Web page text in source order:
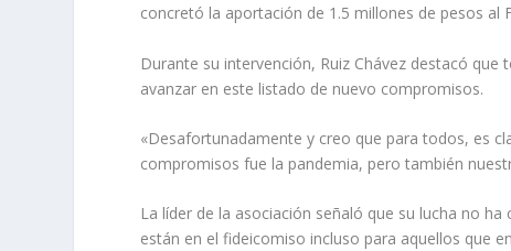
concretó la aportación de 1.5 millones de pesos al
Durante su intervención, Ruiz Chávez destacó
avanzar en este listado de nuevo compromisos.
«Desafortunadamente y creo que para todos, es
compromisos fue la pandemia, pero también
La líder de la asociación señaló que su lucha no
están en el fideicomiso incluso para aquellos que